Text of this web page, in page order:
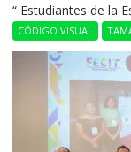
“ Estudiantes de la
CÓDIGO VISUAL